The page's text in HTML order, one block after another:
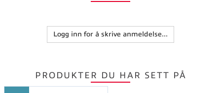
Logg inn for å skrive anmeldelse...
PRODUKTER DU HAR SETT PÅ